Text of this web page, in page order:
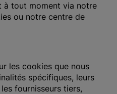
à tout moment via notre
ou notre centre de
les cookies que nous
spécifiques, leurs
fournisseurs tiers,